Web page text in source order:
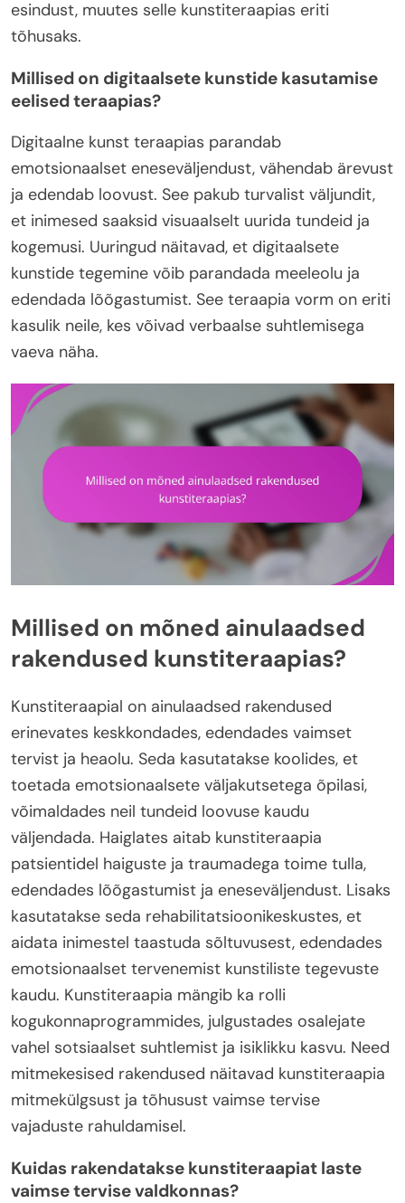
esindust, muutes selle kunstiteraapias eriti
tõhusaks.
Millised on digitaalsete kunstide kasutamise
eelised teraapias?
Digitaalne kunst teraapias parandab
emotsionaalset eneseväljendust, vähendab ärevust
ja edendab loovust. See pakub turvalist väljundit,
et inimesed saaksid visuaalselt uurida tundeid ja
kogemusi. Uuringud näitavad, et digitaalsete
kunstide tegemine võib parandada meeleolu ja
edendada lõõgastumist. See teraapia vorm on eriti
kasulik neile, kes võivad verbaalse suhtlemisega
vaeva näha.
Millised on mõned ainulaadsed
rakendused kunstiteraapias?
Kunstiteraapial on ainulaadsed rakendused
erinevates keskkondades, edendades vaimset
tervist ja heaolu. Seda kasutatakse koolides, et
toetada emotsionaalsete väljakutsetega õpilasi,
võimaldades neil tundeid loovuse kaudu
väljendada. Haiglates aitab kunstiteraapia
patsientidel haiguste ja traumadega toime tulla,
edendades lõõgastumist ja eneseväljendust. Lisaks
kasutatakse seda rehabilitatsioonikeskustes, et
aidata inimestel taastuda sõltuvusest, edendades
emotsionaalset tervenemist kunstiliste tegevuste
kaudu. Kunstiteraapia mängib ka rolli
kogukonnaprogrammides, julgustades osalejate
vahel sotsiaalset suhtlemist ja isiklikku kasvu. Need
mitmekesised rakendused näitavad kunstiteraapia
mitmekülgsust ja tõhusust vaimse tervise
vajaduste rahuldamisel.
Kuidas rakendatakse kunstiteraapiat laste
vaimse tervise valdkonnas?